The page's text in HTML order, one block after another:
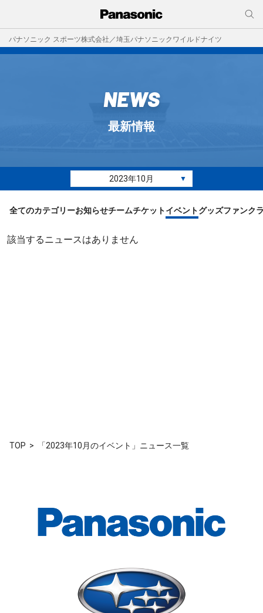
パナソニック スポーツ株式会社／埼玉パナソニックワイルドナイツ
NEWS
最新情報
2023年10月 ▼
全てのカテゴリーお知らせチームチケットイベントグッズファンク
該当するニュースはありません
TOP 「2023年10月のイベント」ニュース一覧